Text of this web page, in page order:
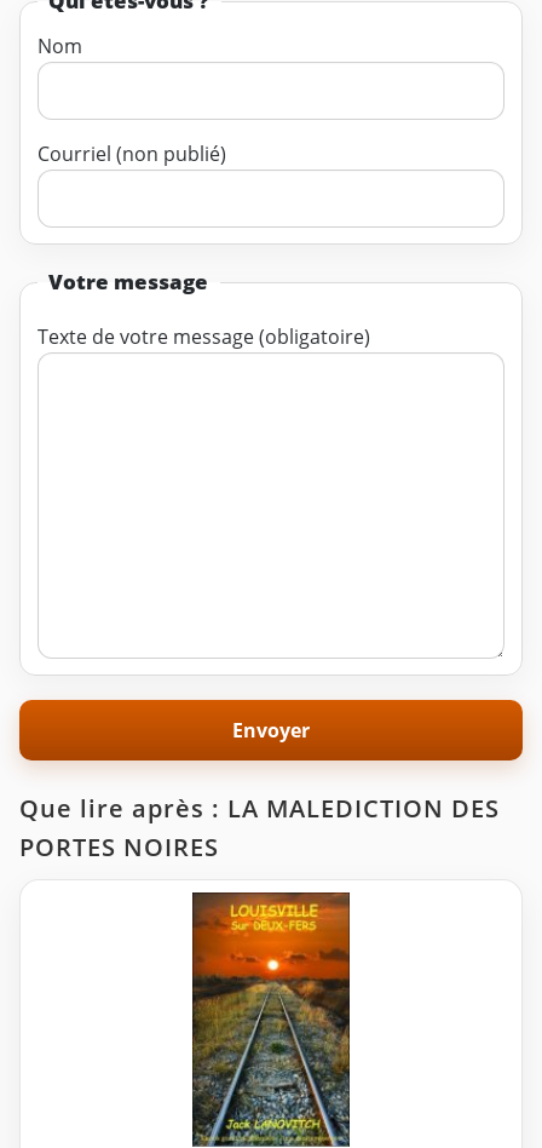
Nom
Courriel (non publié)
Votre message
Texte de votre message (obligatoire)
Que lire après : LA MALEDICTION DES
PORTES NOIRES